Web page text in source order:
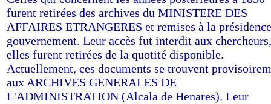
furent retirées des archives du MINISTERE DES
AFFAIRES ETRANGERES et remises à la
gouvernement. Leur accès fut interdit aux chercheurs,
elles furent retirées de la quotité disponible.
Actuellement, ces documents se trouvent
aux ARCHIVES GENERALES DE
L'ADMINISTRATION (Alcala de Henares). Leur